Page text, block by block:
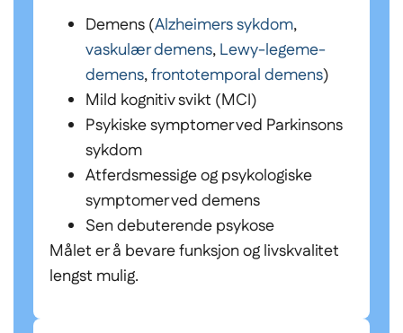
Demens (Alzheimers sykdom,
vaskulær demens,Lewy-legeme-
demens,frontotemporal demens)
Mild kognitiv svikt (MCI)
Psykiske symptomer ved Parkinsons
sykdom
Atferdsmessige og psykologiske
symptomer ved demens
Sen debuterende psykose
Målet er å bevare funksjon og livskvalitet
lengst mulig.